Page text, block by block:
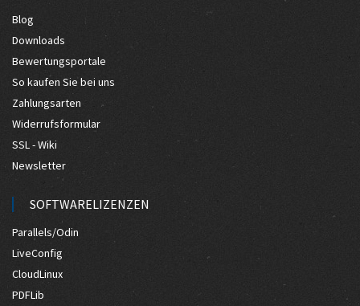
Blog
Downloads
Bewertungsportale
So kaufen Sie bei uns
Zahlungsarten
Widerrufsformular
SSL - Wiki
Newsletter
SOFTWARELIZENZEN
Parallels/Odin
LiveConfig
CloudLinux
PDFLib